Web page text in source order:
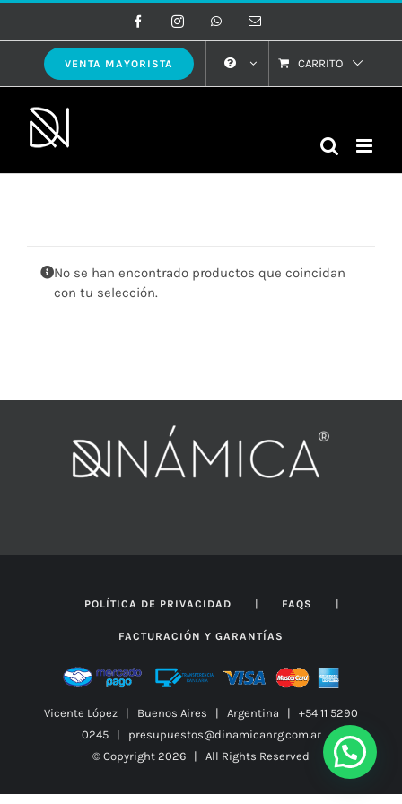
al
contenido
FacebookInstagramWhatsAppCorreo
VENTA MAYORISTA CARRITO
No se han encontrado productos que coincidan
con tu selección.
POLÍTICA DE PRIVACIDAD | FAQS |
FACTURACIÓN Y GARANTÍAS
Vicente López | Buenos Aires | Argentina | +54 11 5290
0245 | presupuestos@dinamicanrg.com.ar
© Copyright 2026 | All Rights Reserved